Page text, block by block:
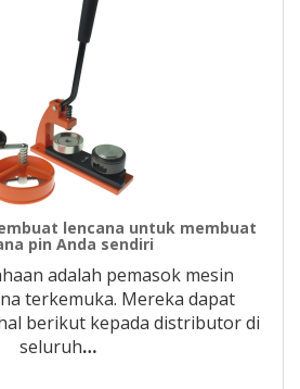
lencana untuk membuat
pin Anda sendiri
adalah pemasok mesin
terkemuka. Mereka dapat
berikut kepada distributor di
seluruh…